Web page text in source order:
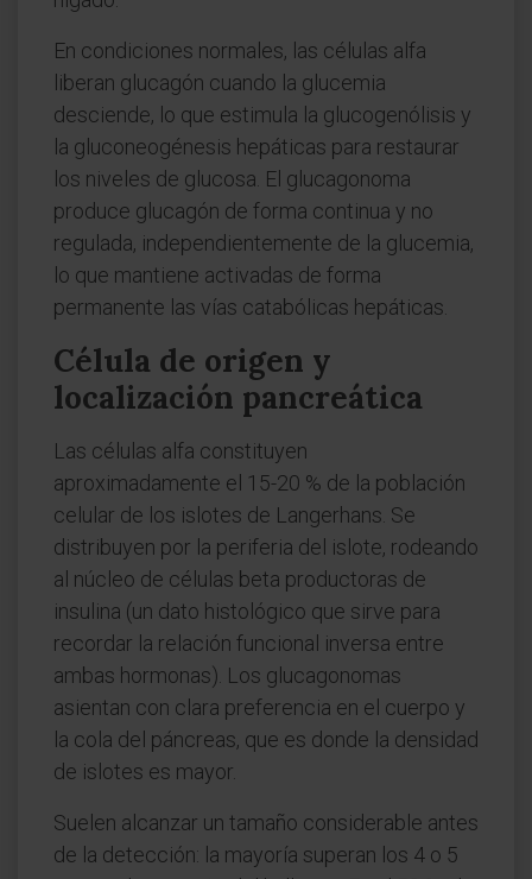
En condiciones normales, las células alfa
liberan glucagón cuando la glucemia
desciende, lo que estimula la glucogenólisis y
la gluconeogénesis hepáticas para restaurar
los niveles de glucosa. El glucagonoma
produce glucagón de forma continua y no
regulada, independientemente de la glucemia,
lo que mantiene activadas de forma
permanente las vías catabólicas hepáticas.
Célula de origen y
localización pancreática
Las células alfa constituyen
aproximadamente el 15-20 % de la población
celular de los islotes de Langerhans. Se
distribuyen por la periferia del islote, rodeando
al núcleo de células beta productoras de
insulina (un dato histológico que sirve para
recordar la relación funcional inversa entre
ambas hormonas). Los glucagonomas
asientan con clara preferencia en el cuerpo y
la cola del páncreas, que es donde la densidad
de islotes es mayor.
Suelen alcanzar un tamaño considerable antes
de la detección: la mayoría superan los 4 o 5